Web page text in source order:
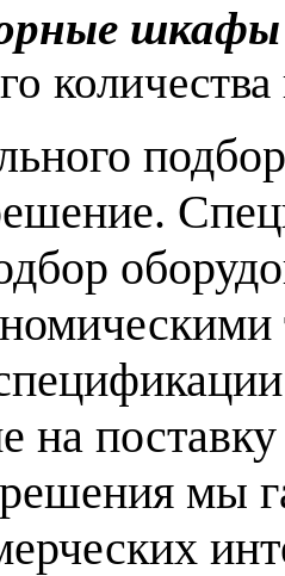
шкафы
на
мы